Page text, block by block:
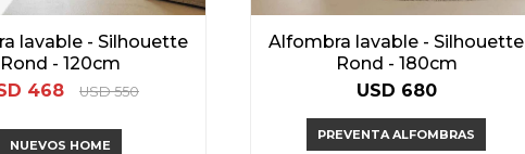
lavable - Silhouette
Rond - 120cm
468 USD 550
NUEVOS HOME
Alfombra lavable - Silhouette
Rond - 180cm
USD 680
PREVENTA ALFOMBRAS